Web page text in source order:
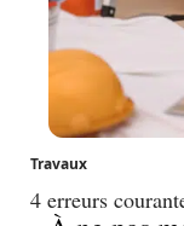
Travaux
4 erreurs